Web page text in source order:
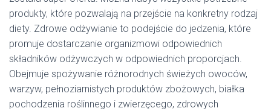
produkty, które pozwalają na przejście na konkretny rodzaj
diety. Zdrowe odżywianie to podejście do jedzenia, które
promuje dostarczanie organizmowi odpowiednich
składników odżywczych w odpowiednich proporcjach.
Obejmuje spożywanie różnorodnych świeżych owoców,
warzyw, pełnoziarnistych produktów zbożowych, białka
pochodzenia roślinnego i zwierzęcego, zdrowych